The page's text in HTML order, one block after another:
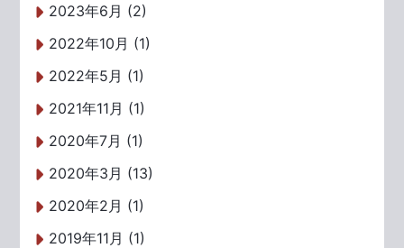
2023年6月 (2)
2022年10月 (1)
2022年5月 (1)
2021年11月 (1)
2020年7月 (1)
2020年3月 (13)
2020年2月 (1)
2019年11月 (1)